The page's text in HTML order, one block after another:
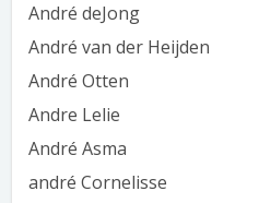
André deJong
André van der Heijden
André Otten
Andre Lelie
André Asma
andré Cornelisse